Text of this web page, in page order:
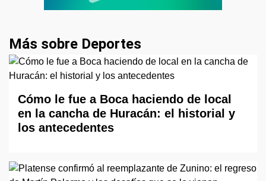
Más sobre Deportes
Cómo le fue a Boca haciendo de local
en la cancha de Huracán: el historial y
los antecedentes